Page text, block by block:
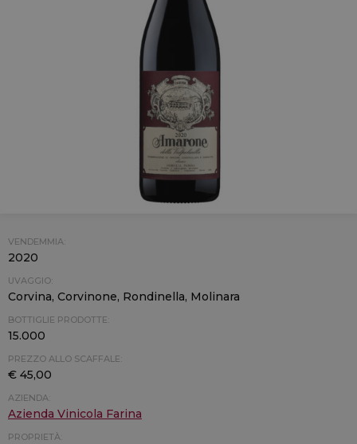
VENDEMMIA:
2020
UVAGGIO:
Corvina, Corvinone, Rondinella, Molinara
BOTTIGLIE PRODOTTE:
15.000
PREZZO ALLO SCAFFALE:
€ 45,00
AZIENDA:
Azienda Vinicola Farina
PROPRIETÀ: